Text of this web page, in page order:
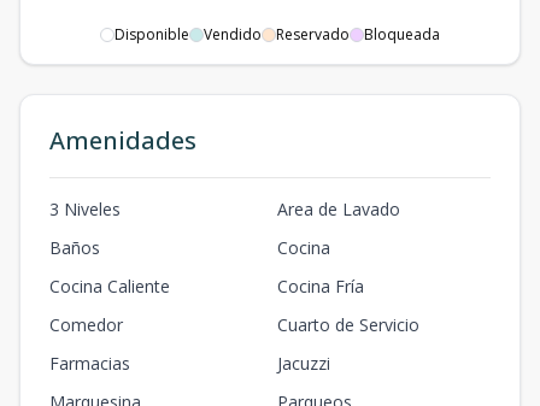
Disponible Vendido Reservado Bloqueada
Amenidades
3 Niveles
Area de Lavado
Baños
Cocina
Cocina Caliente
Cocina Fría
Comedor
Cuarto de Servicio
Farmacias
Jacuzzi
Marquesina
Parqueos